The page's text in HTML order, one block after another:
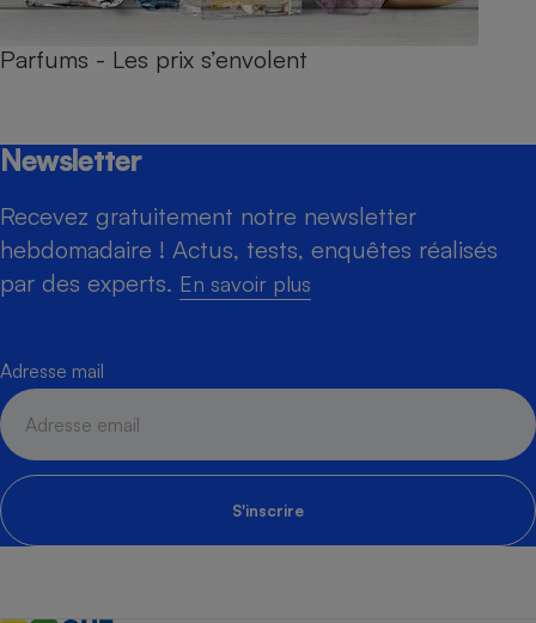
Parfums - Les prix s’envolent
Newsletter
Recevez gratuitement notre newsletter
hebdomadaire ! Actus, tests, enquêtes réalisés
par des experts. En savoir plus
Adresse mail
S'inscrire